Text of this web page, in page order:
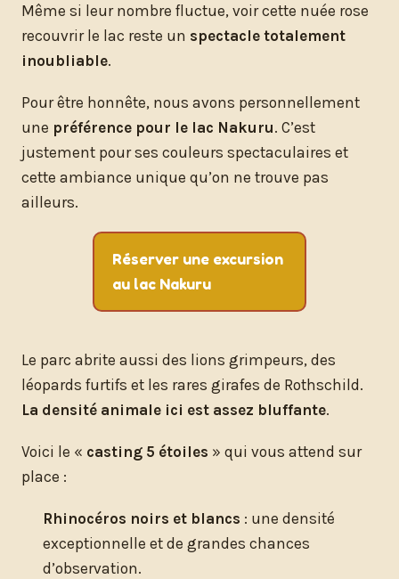
Même si leur nombre fluctue, voir cette nuée rose
recouvrir le lac reste un spectacle totalement
inoubliable.
Pour être honnête, nous avons personnellement
une préférence pour le lac Nakuru. C’est
justement pour ses couleurs spectaculaires et
cette ambiance unique qu’on ne trouve pas
ailleurs.
Réserver une excursion
au lac Nakuru
Le parc abrite aussi des lions grimpeurs, des
léopards furtifs et les rares girafes de Rothschild.
La densité animale ici est assez bluffante.
Voici le « casting 5 étoiles » qui vous attend sur
place :
Rhinocéros noirs et blancs : une densité
exceptionnelle et de grandes chances
d’observation.